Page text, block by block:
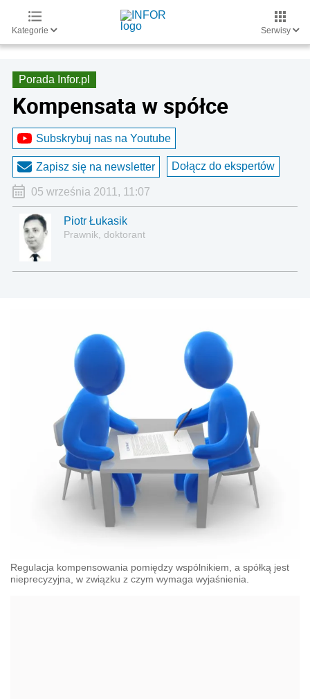
Kategorie Serwisy
Porada Infor.pl
Kompensata w spółce
Subskrybuj nas na Youtube
Zapisz się na newsletter Dołącz do ekspertów
05 września 2011, 11:07
Piotr Łukasik
Prawnik, doktorant
Regulacja kompensowania pomiędzy wspólnikiem, a spółką jest
nieprecyzyjna, w związku z czym wymaga wyjaśnienia.